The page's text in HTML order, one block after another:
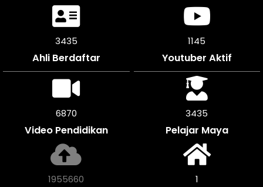
3939
Ahli Berdaftar
1312
Youtuber Aktif
7878
Video Pendidikan
3939
Pelajar Maya
2240896 1